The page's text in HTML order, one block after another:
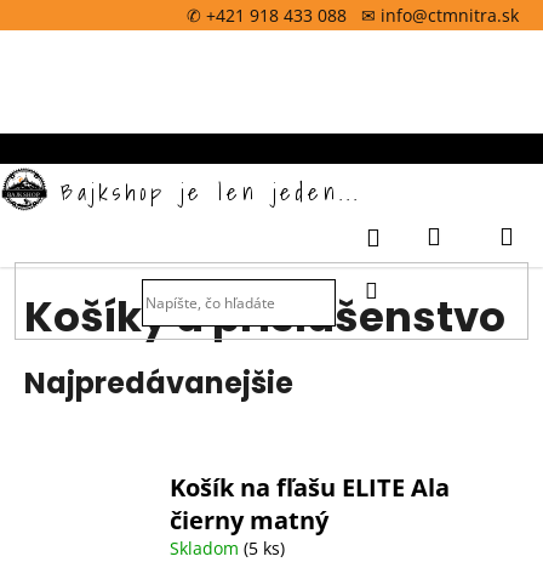
na
✆ +421 918 433 088 ✉ info@ctmnitra.sk
Bajkshop je len jeden...
HĽADAŤ
Prihlásenie
Nákupný
Košíky a príslušenstvo
Najpredávanejšie
Košík na fľašu ELITE Ala
čierny matný
Skladom (5 ks)
k